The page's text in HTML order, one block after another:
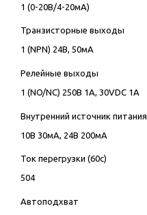
1 (0-20В/4-20мА)
Транзисторные выходы
1 (NPN) 24В, 50мА
Релейные выходы
1 (NO/NC) 250В 1А, 30VDC 1А
Внутренний источник питания
10В 30мА, 24В 200мА
Ток перегрузки (60с)
504
Автоподхват